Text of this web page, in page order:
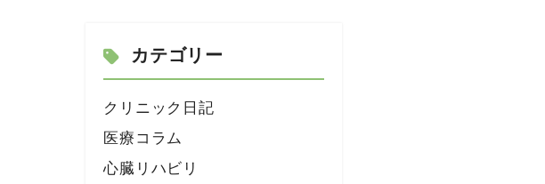
カテゴリー
クリニック日記
医療コラム
心臓リハビリ